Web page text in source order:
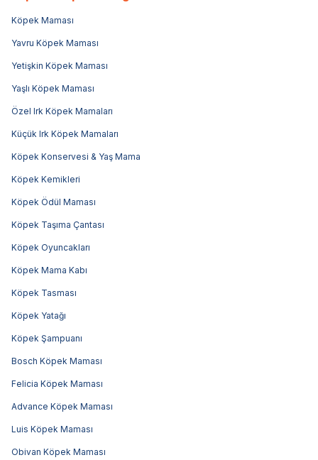
Köpek Maması
Yavru Köpek Maması
Yetişkin Köpek Maması
Yaşlı Köpek Maması
Özel Irk Köpek Mamaları
Küçük Irk Köpek Mamaları
Köpek Konservesi & Yaş Mama
Köpek Kemikleri
Köpek Ödül Maması
Köpek Taşıma Çantası
Köpek Oyuncakları
Köpek Mama Kabı
Köpek Tasması
Köpek Yatağı
Köpek Şampuanı
Bosch Köpek Maması
Felicia Köpek Maması
Advance Köpek Maması
Luis Köpek Maması
Obivan Köpek Maması